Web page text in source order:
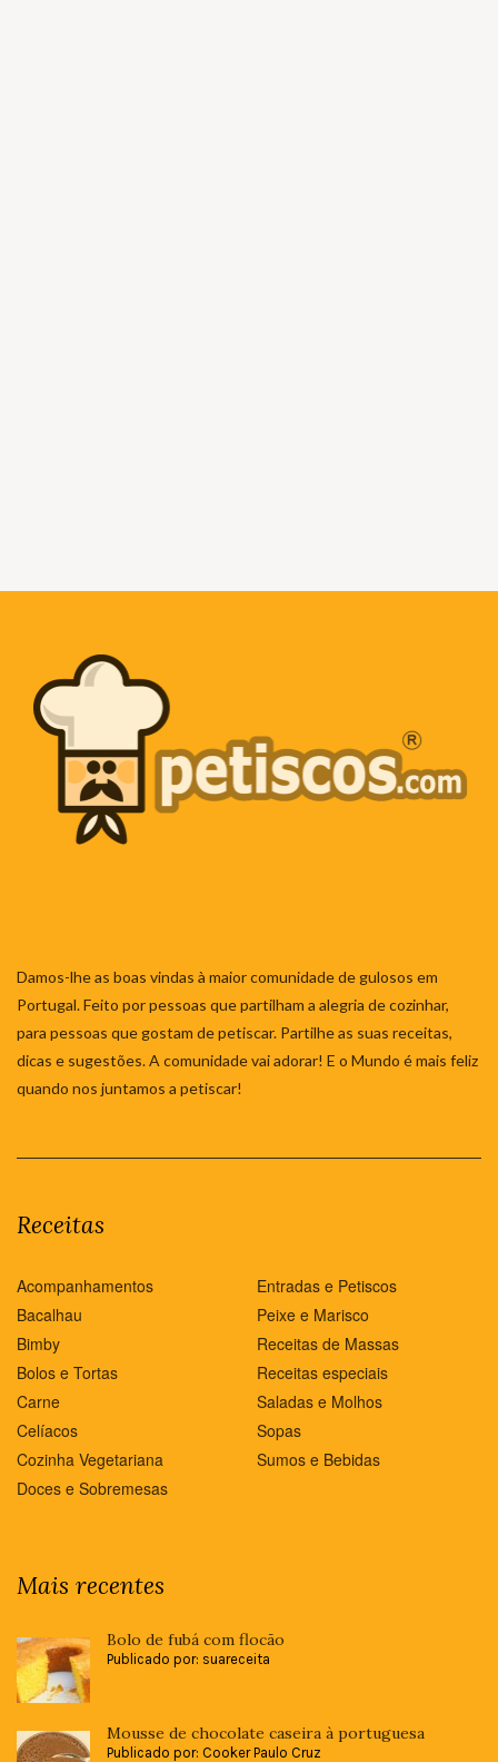
Damos-lhe as boas vindas à maior comunidade de gulosos em
Portugal. Feito por pessoas que partilham a alegria de cozinhar,
para pessoas que gostam de petiscar. Partilhe as suas receitas,
dicas e sugestões. A comunidade vai adorar! E o Mundo é mais feliz
quando nos juntamos a petiscar!
Receitas
Acompanhamentos
Bacalhau
Bimby
Bolos e Tortas
Carne
Celíacos
Cozinha Vegetariana
Doces e Sobremesas
Entradas e Petiscos
Peixe e Marisco
Receitas de Massas
Receitas especiais
Saladas e Molhos
Sopas
Sumos e Bebidas
Mais recentes
Bolo de fubá com flocão
Publicado por: suareceita
Mousse de chocolate caseira à portuguesa
Publicado por: Cooker Paulo Cruz